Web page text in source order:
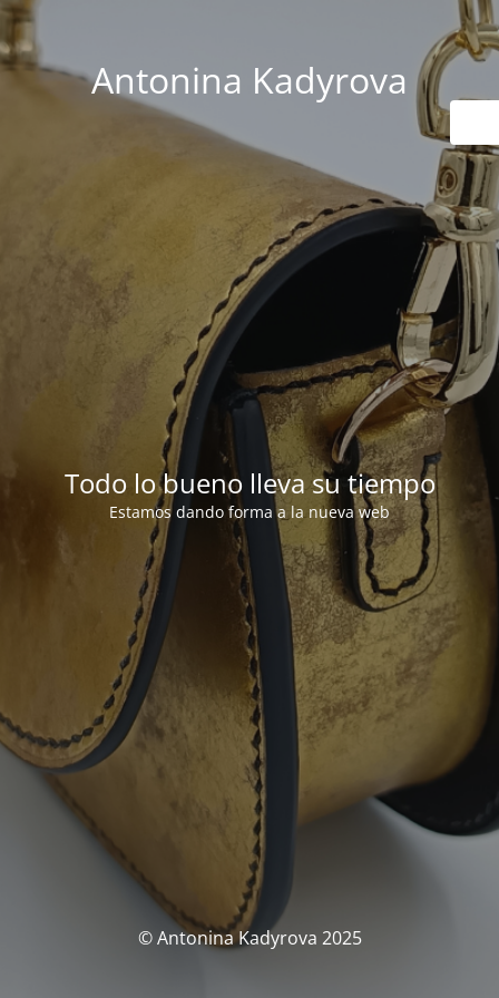
Antonina Kadyrova
Todo lo bueno lleva su tiempo
Estamos dando forma a la nueva web
© Antonina Kadyrova 2025